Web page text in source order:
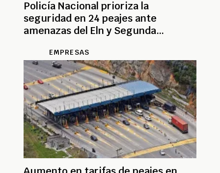
Policía Nacional prioriza la
seguridad en 24 peajes ante
amenazas del Eln y Segunda
EMPRESAS